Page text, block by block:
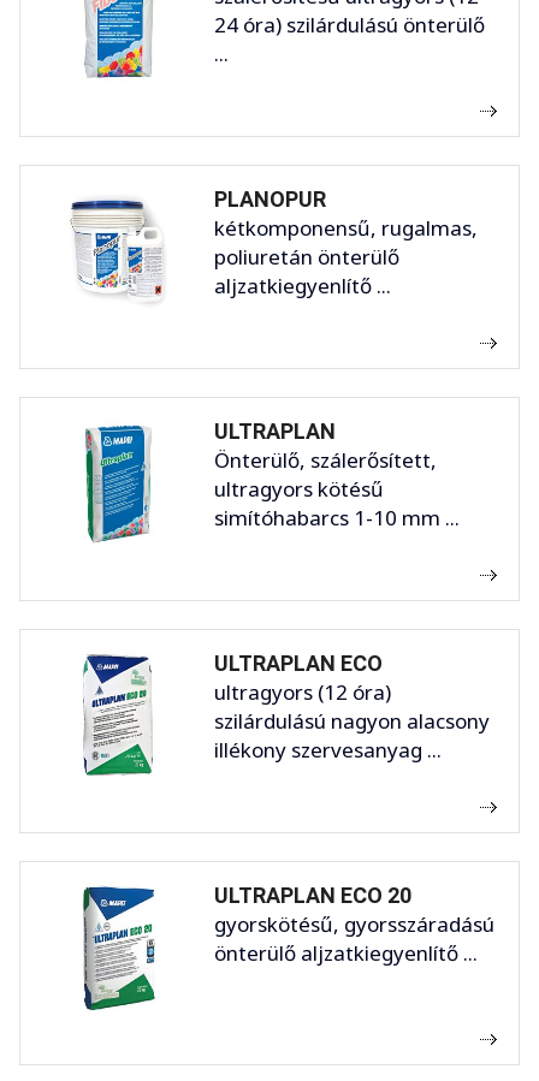
24 óra) szilárdulású önterülő
...
PLANOPUR
kétkomponensű, rugalmas,
poliuretán önterülő
aljzatkiegyenlítő ...
ULTRAPLAN
Önterülő, szálerősített,
ultragyors kötésű
simítóhabarcs 1-10 mm ...
ULTRAPLAN ECO
ultragyors (12 óra)
szilárdulású nagyon alacsony
illékony szervesanyag ...
ULTRAPLAN ECO 20
gyorskötésű, gyorsszáradású
önterülő aljzatkiegyenlítő ...